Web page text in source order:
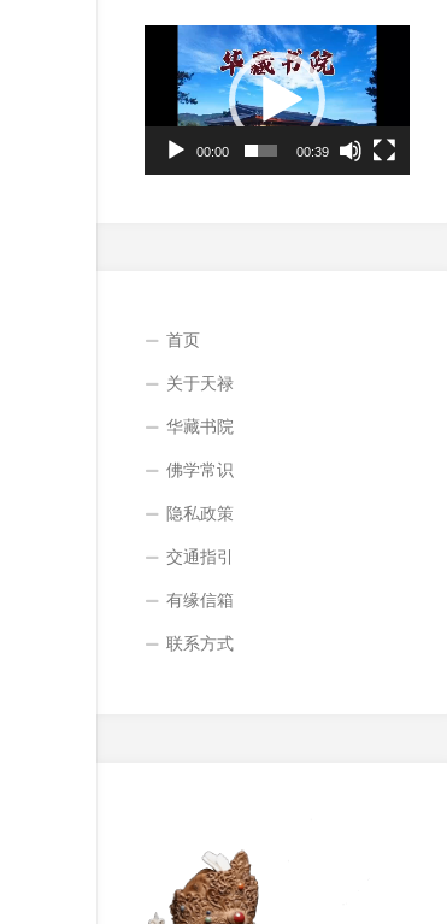
00:00 00:39
首页
关于天禄
华藏书院
佛学常识
隐私政策
交通指引
有缘信箱
联系方式